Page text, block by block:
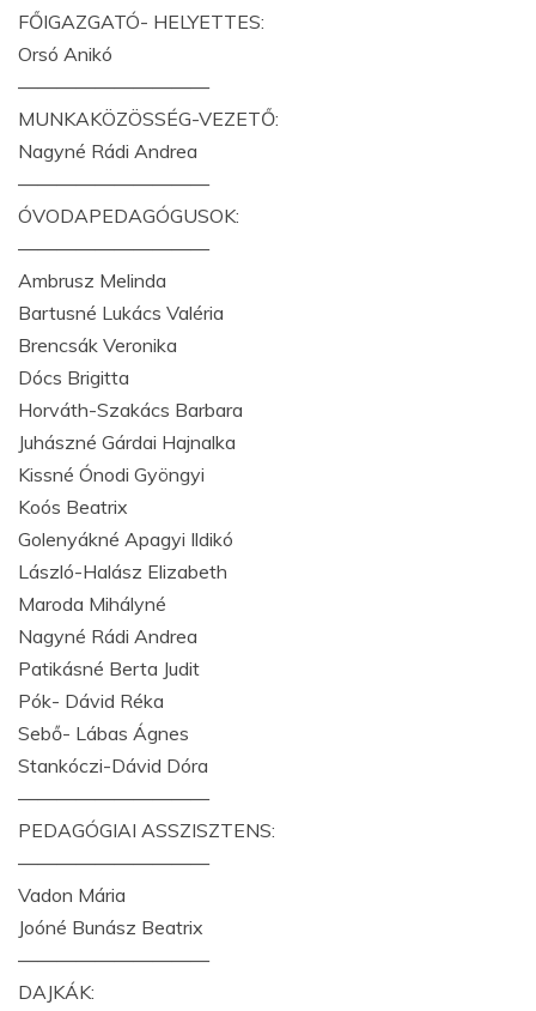
FŐIGAZGATÓ- HELYETTES:
Orsó Anikó
——————————
MUNKAKÖZÖSSÉG-VEZETŐ:
Nagyné Rádi Andrea
——————————
ÓVODAPEDAGÓGUSOK:
——————————
Ambrusz Melinda
Bartusné Lukács Valéria
Brencsák Veronika
Dócs Brigitta
Horváth-Szakács Barbara
Juhászné Gárdai Hajnalka
Kissné Ónodi Gyöngyi
Koós Beatrix
Golenyákné Apagyi Ildikó
László-Halász Elizabeth
Maroda Mihályné
Nagyné Rádi Andrea
Patikásné Berta Judit
Pók- Dávid Réka
Sebő- Lábas Ágnes
Stankóczi-Dávid Dóra
——————————
PEDAGÓGIAI ASSZISZTENS:
——————————
Vadon Mária
Joóné Bunász Beatrix
——————————
DAJKÁK: